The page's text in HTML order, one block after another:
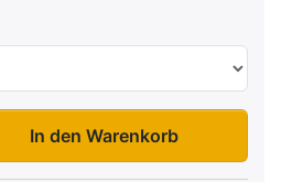
150 1350 1 zu 2.604,28 €, Menge
In den Warenkorb